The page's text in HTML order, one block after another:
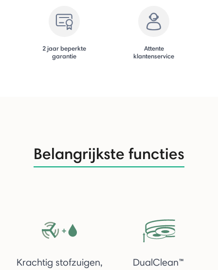
2 jaar beperkte
garantie
Attente
klantenservice
Belangrijkste functies
Krachtig stofzuigen,
DualClean™